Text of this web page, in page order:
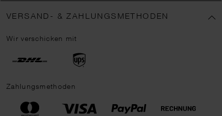
VERSAND- & ZAHLUNGSMETHODEN
Wir verschicken mit
Zahlungsmethoden